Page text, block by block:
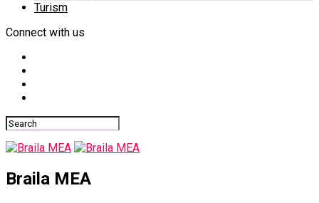
Turism
Connect with us
Braila MEA